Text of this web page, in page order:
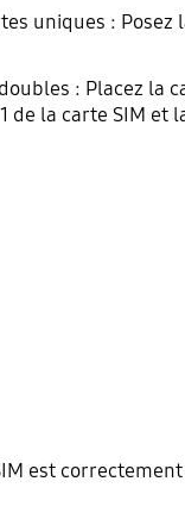
uniques :
: Placez la
de la carte SIM et
est